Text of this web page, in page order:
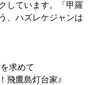
しています。「甲羅
、ハズレケジャンは
求めて
飛鷹島灯台家♪